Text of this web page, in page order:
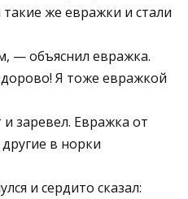
же евражки и стали
— объяснил евражка.
Я тоже евражкой
заревел. Евражка от
в норки
и сердито сказал: